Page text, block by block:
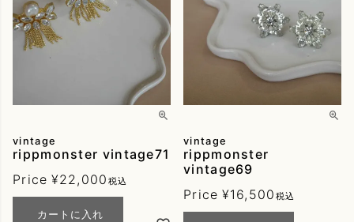
vintage
rippmonster vintage71
Price ¥22,000 税込
カートに入れ
vintage
rippmonster
vintage69
Price ¥16,500 税込